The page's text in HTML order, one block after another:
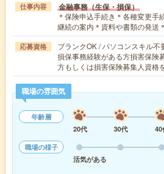
仕事内容 金融事務（生保・損保）
＊保険申込手続き＊各種変更手
継続の案内＊資料や書類の発送
応募資格
ブランクOK / パソコンスキル不
損保事務経験がある方損害保険
方もしくは損害保険募集人資格
職場の雰囲気
年齢層
20代
30代 40
職場の様子
活気がある